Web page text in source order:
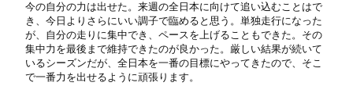
今の自分の力は出せた。来週の全日本に向けて追い込むことはで
き、今日よりさらにいい調子で臨めると思う。単独走行になった
が、自分の走りに集中でき、ペースを上げることもできた。その
集中力を最後まで維持できたのが良かった。厳しい結果が続いて
いるシーズンだが、全日本を一番の目標にやってきたので、そこ
で一番力を出せるように頑張ります。